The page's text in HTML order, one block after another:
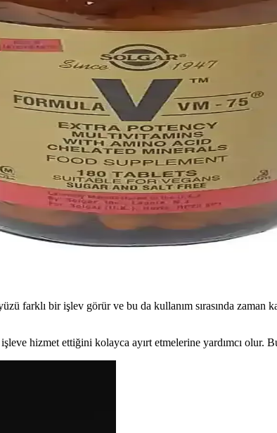
evde kolay uygulanabilen ve güvenilir markanın tırnak
kolay uygulanan ve sağlıklı içerikli bir çözümdür. Doğal
Çözümleri
tasarımlarıyla günlük bakımda kolaylık ve hijyen sağlar.
ve Bakım İpuçları
tırnak bakımında önemli rol oynar. Doğru seçim
İçin Bilimsel Yaklaşımlar
azaltır ve nemlendirir, düzenli kullanım ile sağlıklı
farklı bir işlev görür ve bu da kullanım sırasında zaman
hizmet ettiğini kolayca ayırt etmelerine yardımcı